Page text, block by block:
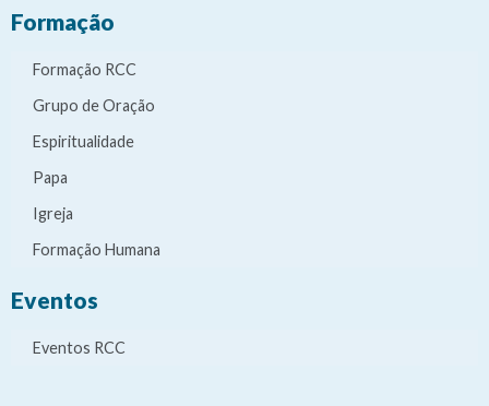
Formação
Formação RCC
Grupo de Oração
Espiritualidade
Papa
Igreja
Formação Humana
Eventos
Eventos RCC